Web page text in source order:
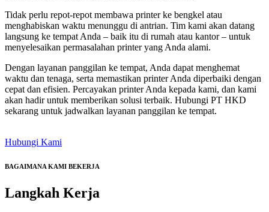
Tidak perlu repot-repot membawa printer ke bengkel atau
menghabiskan waktu menunggu di antrian. Tim kami akan datang
langsung ke tempat Anda – baik itu di rumah atau kantor – untuk
menyelesaikan permasalahan printer yang Anda alami.
Dengan layanan panggilan ke tempat, Anda dapat menghemat
waktu dan tenaga, serta memastikan printer Anda diperbaiki dengan
cepat dan efisien. Percayakan printer Anda kepada kami, dan kami
akan hadir untuk memberikan solusi terbaik. Hubungi PT HKD
sekarang untuk jadwalkan layanan panggilan ke tempat.
Hubungi Kami
BAGAIMANA KAMI BEKERJA
Langkah Kerja